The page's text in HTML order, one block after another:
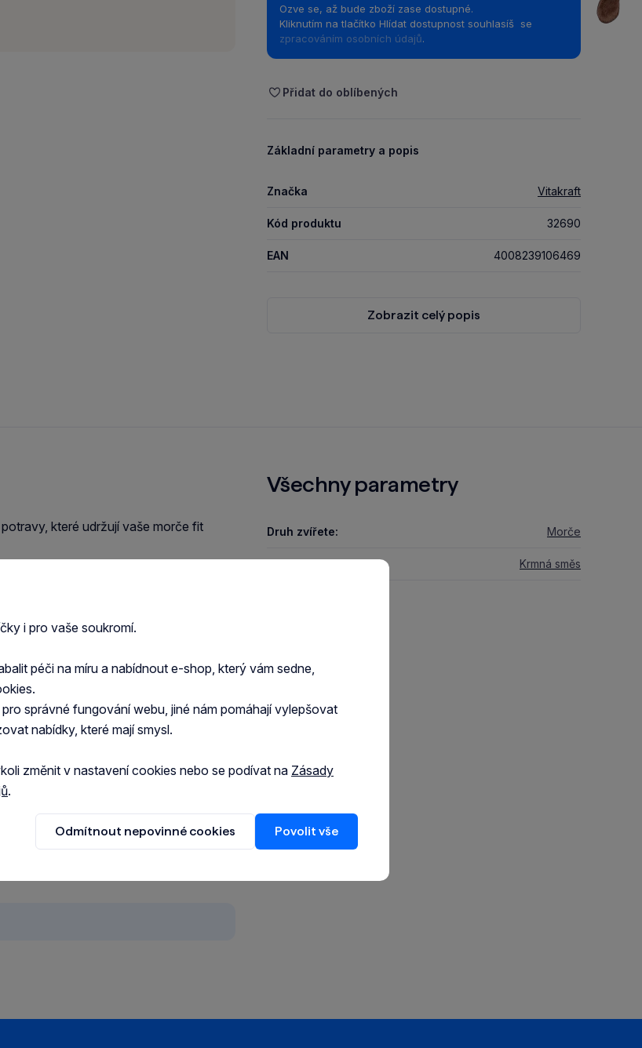
Ozve se, až bude zboží zase dostupné.
Kliknutím na tlačítko Hlídat dostupnost souhlasíš se
zpracováním osobních údajů.
Přidat do oblíbených
Základní parametry a popis
Značka Vitakraft
Kód produktu 32690
EAN 4008239106469
Zobrazit celý popis
které udržují vaše morče fit
pro zdraví morčete.
10,5% vlhkost, 61,5% uhlovodany,
Všechny parametry
Druh zvířete: Morče
Typ stravy: Krmná směs
i pro vaše soukromí.
péči na míru a nabídnout e-shop, který vám sedne,
správné fungování webu, jiné nám pomáhají vylepšovat
nabídky, které mají smysl.
změnit v nastavení cookies nebo se podívat na Zásady
.
Odmítnout nepovinné cookies Povolit vše